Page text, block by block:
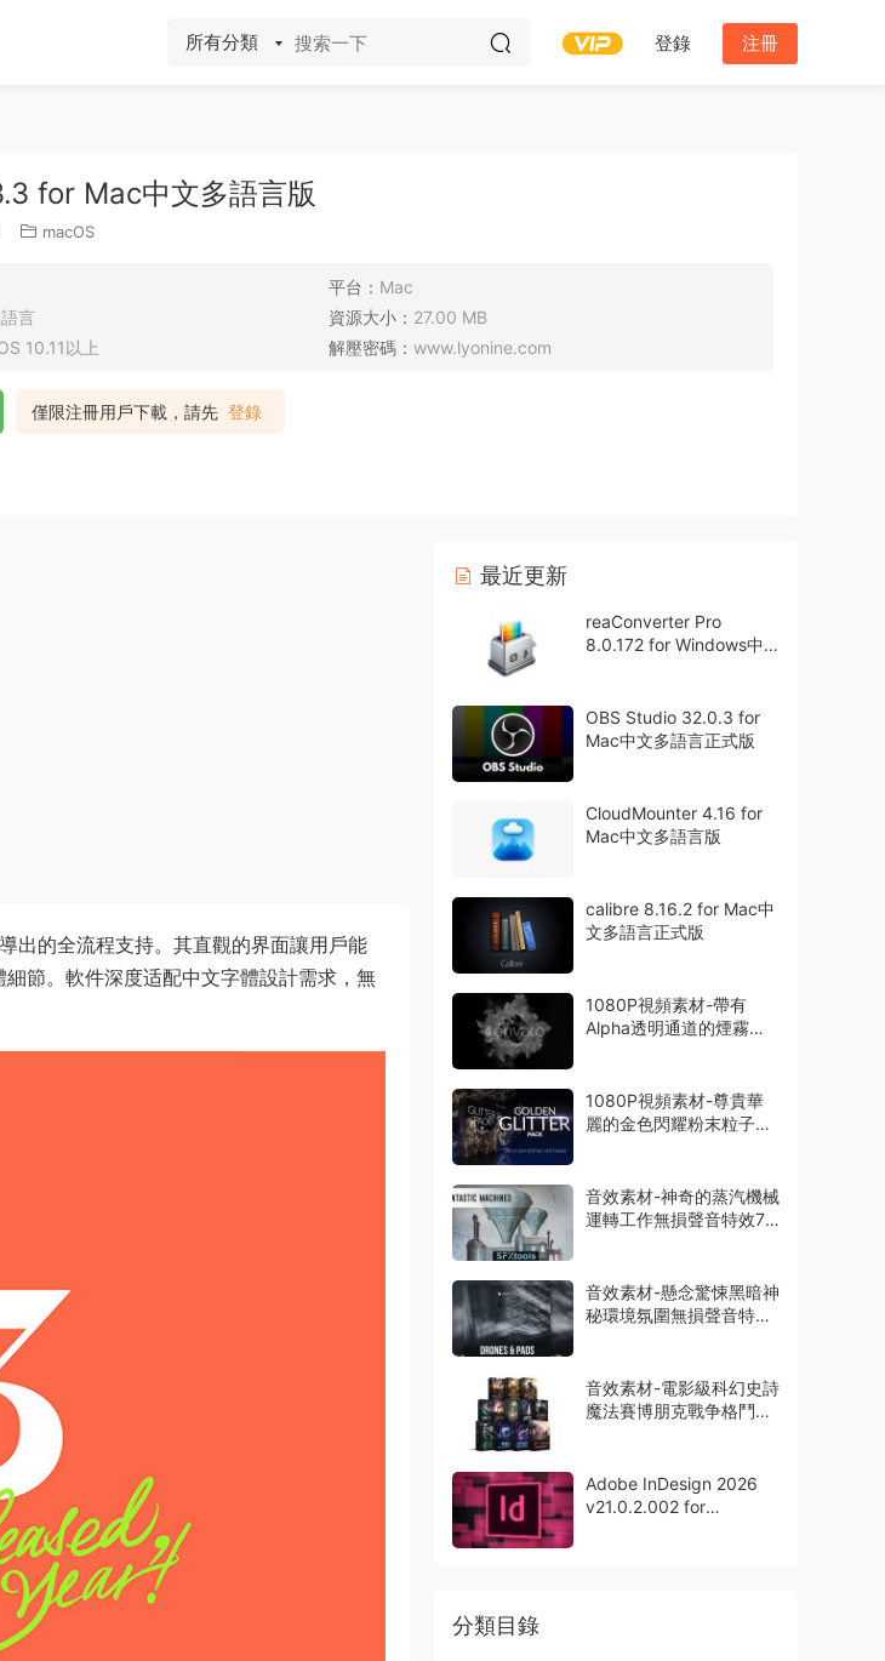
所有分類 登錄 注冊
for Mac中文多語言版
macOS
平台： Mac
言 資源大小： 27.00 MB
10.11以上 解壓密碼： www.lyonine.com
僅限注冊用戶下載，請先 登錄
出的全流程支持。其直觀的界面讓用戶能
節。軟件深度适配中文字體設計需求，無
最近更新
reaConverter Pro
8.0.172 for Windows中
OBS Studio 32.0.3 for
Mac中文多語言正式版
CloudMounter 4.16 for
Mac中文多語言版
calibre 8.16.2 for Mac中
文多語言正式版
1080P視頻素材-帶有
Alpha透明通道的煙霧粒
1080P視頻素材-尊貴華
麗的金色閃耀粉末粒子特
音效素材-神奇的蒸汽機械
運轉工作無損聲音特效73
音效素材-懸念驚悚黑暗神
秘環境氛圍無損聲音特效
音效素材-電影級科幻史詩
魔法賽博朋克戰争格鬥無
Adobe InDesign 2026
v21.0.2.002 for
分類目錄